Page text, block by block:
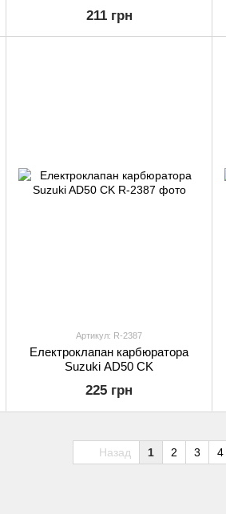
211 грн
Артикул: R-2387
Електроклапан карбюратора
Suzuki AD50 CK
225 грн
Назад 1 2 3 4